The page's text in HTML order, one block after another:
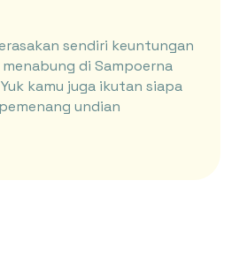
sendiri keuntungan
di Sampoerna
kamu juga ikutan siapa
undian